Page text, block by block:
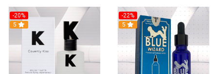
-20%
5
-22%
Hot
5